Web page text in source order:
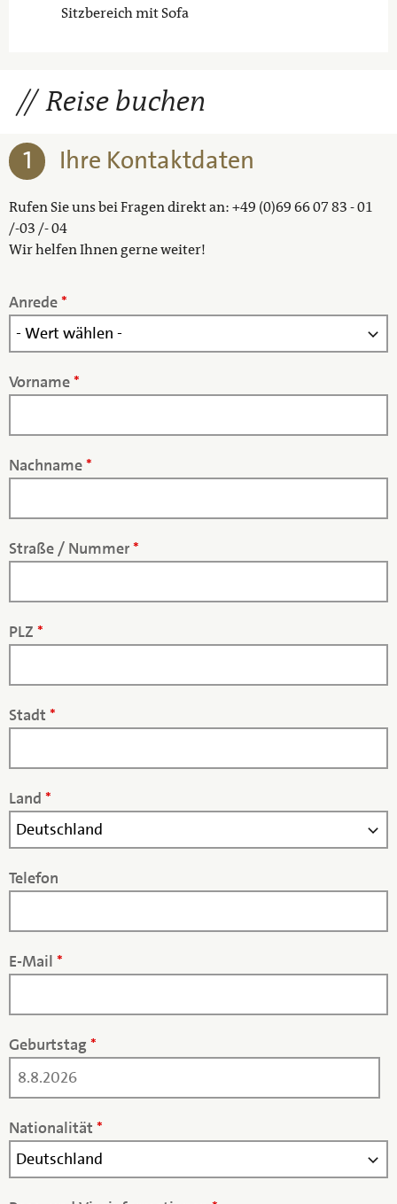
Sitzbereich mit Sofa
Reise buchen
1 Ihre Kontaktdaten
Rufen Sie uns bei Fragen direkt an: +49 (0)69 66 07 83 - 01
/-03 /- 04
Wir helfen Ihnen gerne weiter!
Anrede*
Vorname*
Nachname*
Straße / Nummer*
PLZ *
Stadt *
Land *
Telefon
E-Mail *
Geburtstag *
Nationalität *